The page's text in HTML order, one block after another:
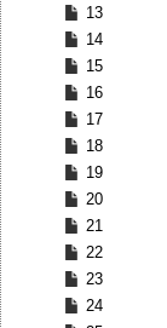
13
14
15
16
17
18
19
20
21
22
23
24